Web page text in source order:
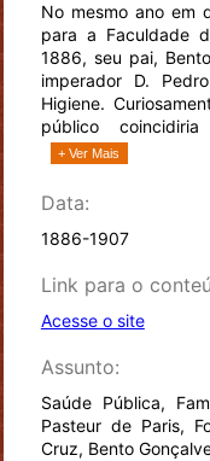
No mesmo ano em
para a Faculdade
1886, seu pai,
imperador D.
Higiene.
público
+ Ver Mais
Data:
1886-1907
Link para o
Acesse o site
Assunto:
Saúde Pública,
Pasteur de Paris,
Cruz, Bento